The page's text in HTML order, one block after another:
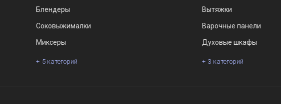
Блендеры
Соковыжималки
Миксеры
5 категорий
Вытяжки
Варочные панели
Духовые шкафы
3 категорий